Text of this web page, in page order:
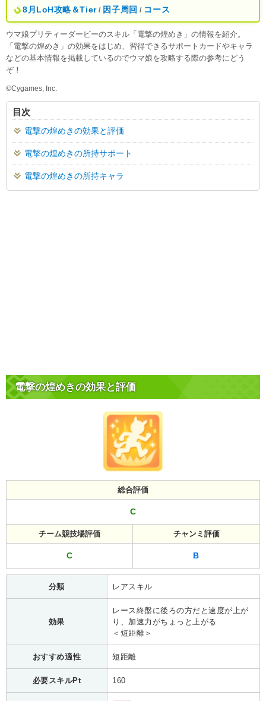
8月LoH攻略＆Tier / 因子周回 / コース
ウマ娘プリティーダービーのスキル「電撃の煌めき」の情報を紹介。
「電撃の煌めき」の効果をはじめ、習得できるサポートカードやキャラ
などの基本情報を掲載しているのでウマ娘を攻略する際の参考にどう
ぞ！
©Cygames, Inc.
目次
電撃の煌めきの効果と評価
電撃の煌めきの所持サポート
電撃の煌めきの所持キャラ
電撃の煌めきの効果と評価
総合評価
C
チーム競技場評価 チャンミ評価
C B
分類 レアスキル
効果
レース終盤に後ろの方だと速度が上が
り、加速力がちょっと上がる
＜短距離＞
おすすめ適性 短距離
必要スキルPt 160